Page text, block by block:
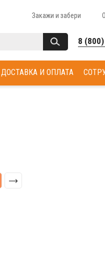
Закажи и забери
8
ДОСТАВКА И ОПЛАТА